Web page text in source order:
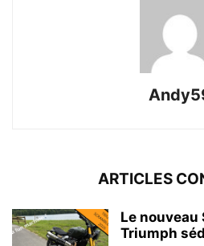
ARTICLES
Le
Triumph